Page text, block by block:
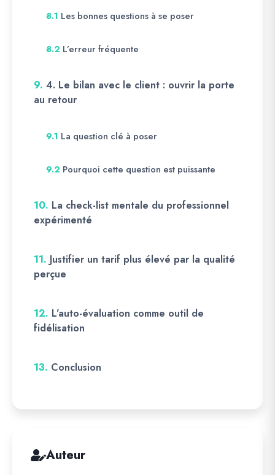
8.1 Les bonnes questions à se poser
8.2 L’erreur fréquente
9. 4. Le bilan avec le client : ouvrir la porte
au retour
9.1 La question clé à poser
9.2 Pourquoi cette question est puissante
10. La check-list mentale du professionnel
expérimenté
11. Justifier un tarif plus élevé par la qualité
perçue
12. L’auto-évaluation comme outil de
fidélisation
13. Conclusion
Auteur